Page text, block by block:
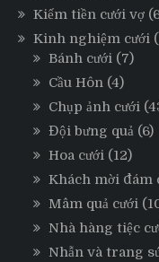
Kiếm tiền cưới vợ
Kinh nghiệm cưới
Bánh cưới (7)
Cầu Hôn (4)
Chụp ảnh cưới
Đội bưng quả (6)
Hoa cưới (12)
Khách mời đám
Mâm quả cưới
Nhà hàng tiệc
Nhẫn và trang